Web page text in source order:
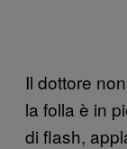
Il dottore
la folla è in
di flash,